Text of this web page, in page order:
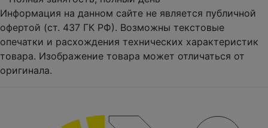
Информация на данном сайте не является публичной
офертой (ст. 437 ГК РФ). Возможны текстовые
опечатки и расхождения технических характеристик
товара. Изображение товара может отличаться от
оригинала.